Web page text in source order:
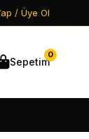
/ Üye Ol
Sepetim
0